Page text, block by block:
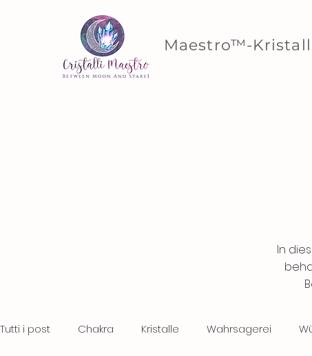
Maestro™-
In
Tutti i post Chakra Kristalle Wahrsagerei